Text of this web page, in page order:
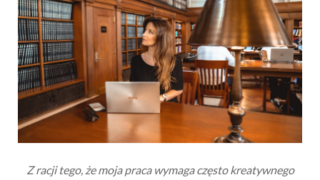
Z racji tego, że moja praca wymaga często kreatywnego